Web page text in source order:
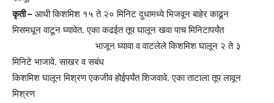
कृती – आधी किशमिश १५ ते २० मिनिट दुधामध्ये भिजवून बाहेर काढून
मिसमधून वाटून घ्यावेत. एका कढईत तूप घालून खवा पाच मिनिटापर्यंत
भाजून घ्यावा व वाटलेले किशमिश घालून २ ते ३
मिनिटे भाजावे. साखर व सबंध
किशमिश घालून मिश्रण एकजीव होईपर्यंत शिजवावे. एका ताटाला तूप लावून
मिश्रण